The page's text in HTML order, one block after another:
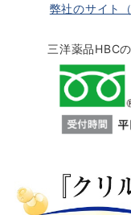
弊社のサイト
三洋薬品HBC